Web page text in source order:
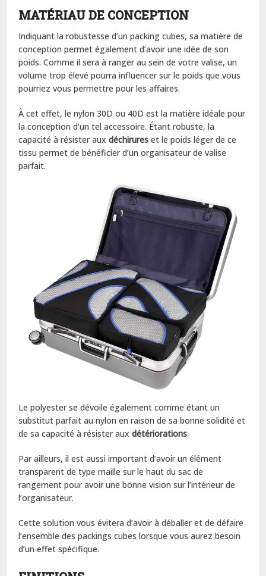
MATÉRIAU DE CONCEPTION
Indiquant la robustesse d’un packing cubes, sa matière de
conception permet également d’avoir une idée de son
poids. Comme il sera à ranger au sein de votre valise, un
volume trop élevé pourra influencer sur le poids que vous
pourriez vous permettre pour les affaires.
À cet effet, le nylon 30D ou 40D est la matière idéale pour
la conception d’un tel accessoire. Étant robuste, la
capacité à résister auxdéchirures et le poids léger de ce
tissu permet de bénéficier d’un organisateur de valise
parfait.
Le polyester se dévoile également comme étant un
substitut parfait au nylon en raison de sa bonne solidité et
de sa capacité à résister auxdétériorations.
Par ailleurs, il est aussi important d’avoir un élément
transparent de type maille sur le haut du sac de
rangement pour avoir une bonne vision sur l’intérieur de
l’organisateur.
Cette solution vous évitera d’avoir à déballer et de défaire
l’ensemble des packings cubes lorsque vous aurez besoin
d’un effet spécifique.